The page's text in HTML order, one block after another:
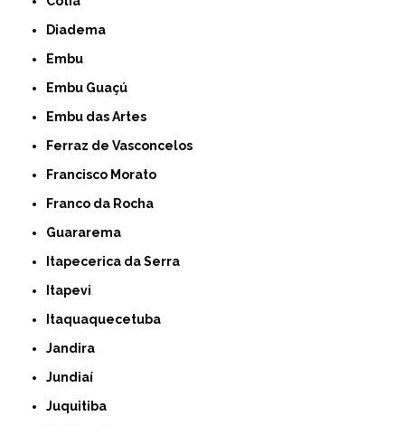
Diadema
Embu
Embu Guaçú
Embu das Artes
Ferraz de Vasconcelos
Francisco Morato
Franco da Rocha
Guararema
Itapecerica da Serra
Itapevi
Itaquaquecetuba
Jandira
Jundiaí
Juquitiba